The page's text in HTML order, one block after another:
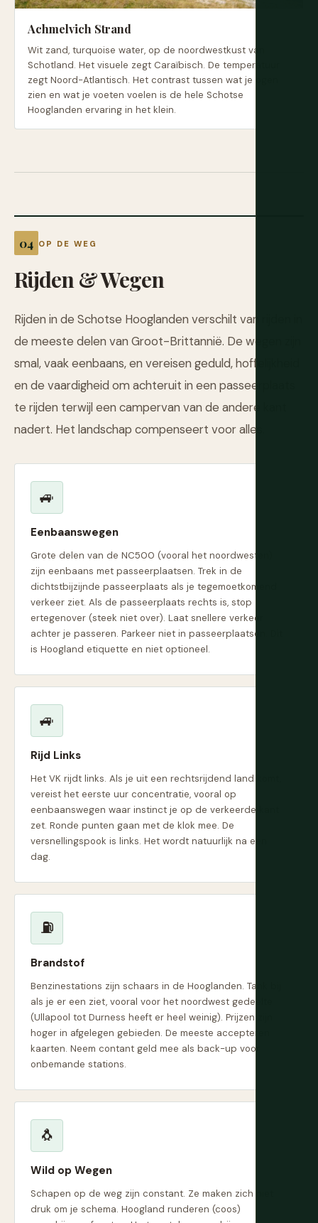
Achmelvich Strand
Wit zand, turquoise water, op de noordwestkust van
Schotland. Het visuele zegt Caraïbisch. De temperatuur
zegt Noord-Atlantisch. Het contrast tussen wat je ogen
zien en wat je voeten voelen is de hele Schotse
Hooglanden ervaring in het klein.
OP DE WEG
Rijden & Wegen
Rijden in de Schotse Hooglanden verschilt van rijden in
de meeste delen van Groot-Brittannië. De wegen zijn
smal, vaak eenbaans, en vereisen geduld, hoffelijkheid
en de vaardigheid om achteruit in een passeerplaats
te rijden terwijl een campervan van de andere kant
nadert. Het landschap compenseert voor alles.
🚙
Eenbaanswegen
Grote delen van de NC500 (vooral het noordwesten)
zijn eenbaans met passeerplaatsen. Trek in de
dichtstbijzijnde passeerplaats als je tegemoetkomend
verkeer ziet. Als de passeerplaats rechts is, stop
ertegenover (steek niet over). Laat snellere verkeer
achter je passeren. Parkeer niet in passeerplaatsen. Dit
is Hoogland etiquette en niet optioneel.
🚙
Rijd Links
Het VK rijdt links. Als je uit een rechtsrijdend land komt,
vereist het eerste uur concentratie, vooral op
eenbaanswegen waar instinct je op de verkeerde kant
zet. Ronde punten gaan met de klok mee. De
versnellingspook is links. Het wordt natuurlijk na een
dag.
⛽
Brandstof
Benzinestations zijn schaars in de Hooglanden. Tank bij
als je er een ziet, vooral voor het noordwest gedeelte
(Ullapool tot Durness heeft er heel weinig). Prijzen zijn
hoger in afgelegen gebieden. De meeste accepteren
kaarten. Neem contant geld mee als back-up voor
onbemande stations.
🐧
Wild op Wegen
Schapen op de weg zijn constant. Ze maken zich niet
druk om je schema. Hoogland runderen (coos)